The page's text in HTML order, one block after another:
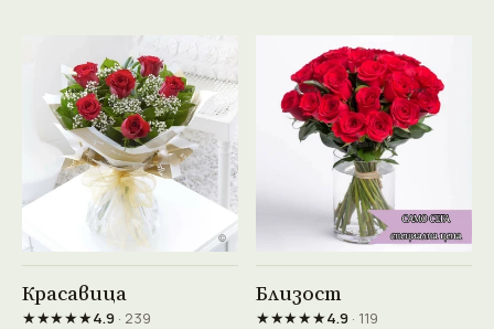
Красавица
★★★★★4.9· 239
Близост
★★★★★4.9· 119